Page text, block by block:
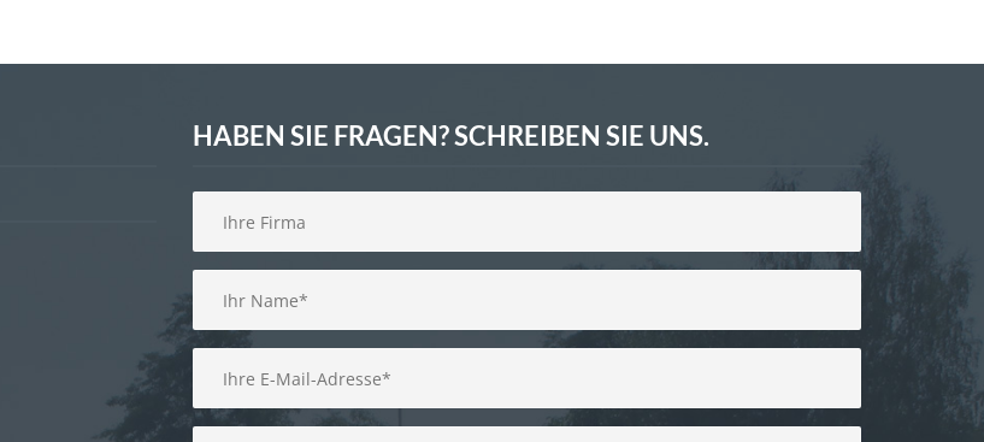
HABEN SIE FRAGEN? SCHREIBEN SIE UNS.